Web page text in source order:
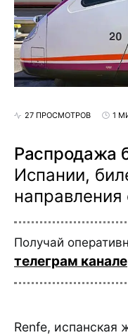
27 ПРОСМОТРОВ 1
Распродажа
Испании,
направления
Получай
телеграм канале
Renfe, испанская